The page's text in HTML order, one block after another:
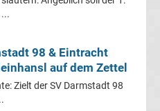
98 & Eintracht
auf dem Zettel
Zielt der SV Darmstadt 98